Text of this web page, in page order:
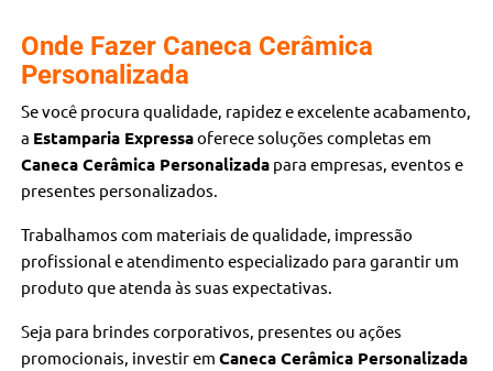
Onde Fazer Caneca Cerâmica
Personalizada
Se você procura qualidade, rapidez e excelente acabamento,
a Estamparia Expressaoferece soluções completas em
Caneca Cerâmica Personalizada para empresas, eventos e
presentes personalizados.
Trabalhamos com materiais de qualidade, impressão
profissional e atendimento especializado para garantir um
produto que atenda às suas expectativas.
Seja para brindes corporativos, presentes ou ações
promocionais, investir emCaneca Cerâmica Personalizada